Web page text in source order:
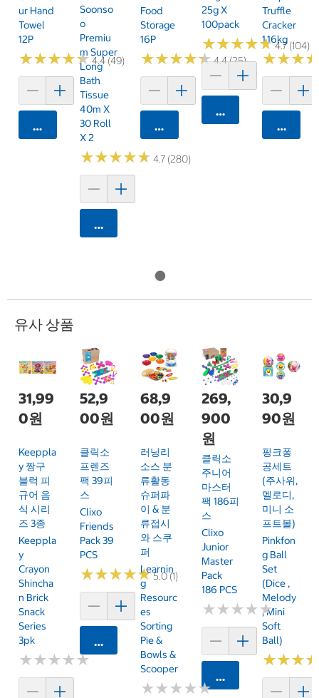
Ur Hand
Towel
12P
★★★★★
★★★★★ 4.4 (49)
카트에 담기
Soonso
O
Premiu
M Super
Long
Bath
Tissue
40m X
30 Roll
X 2
★★★★★
★★★★★ 4.7 (280)
카트에 담기
Food
Storage
16P
★★★★★
★★★★★4.4 (25)
카트에 담기
25g X
100pack
★★★★★
★★★★★4.7 (104)
카트에 담기
Truffle
Cracker
1.16kg
★★★
★★★
카트에
유사 상품
31,99
0원
Keeppla
Y 짱구
블럭 피
규어 음
식 시리
즈 3종
Keeppla
Y
Crayon
Shincha
N Brick
Snack
Series
3pk
★★★★★
★★★★★
52,9
00원
클릭소
프렌즈
팩 39피
스
Clixo
Friends
Pack 39
PCS
★★★★★
★★★★★5.0 (1)
카트에 담기
68,9
00원
러닝리
소스 분
류활동
슈퍼파
이 & 분
류접시
와 스쿠
퍼
Learnin
G
Resourc
Es
Sorting
Pie &
Bowls &
Scooper
★★★★★
★★★★★
269,
900
원
클릭소
주니어
마스터
팩 186피
스
Clixo
Junior
Master
Pack
186 PCS
★★★★★
★★★★★
카트에 담기
30,9
90원
핑크퐁
공세트
(주사위,
멜로디,
미니 소
프트볼)
Pinkfon
G Ball
Set
(Dice ,
Melody
, Mini
Soft
Ball)
★★★
★★★